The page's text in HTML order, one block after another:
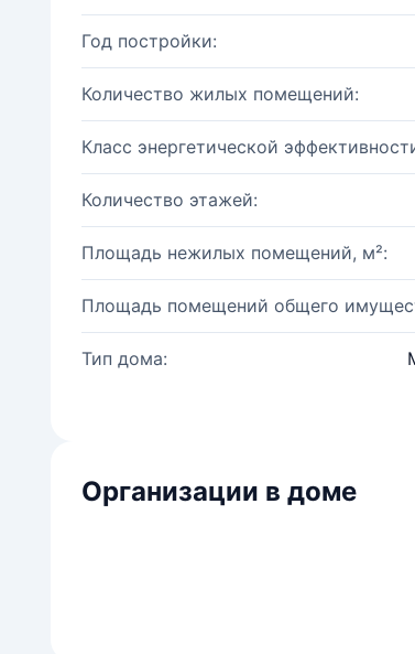
Год постройки:
Количество жилых помещений:
Класс энергетической
Количество этажей:
Площадь нежилых помещений, м²:
Площадь помещений общего
Тип дома:
Организации в доме